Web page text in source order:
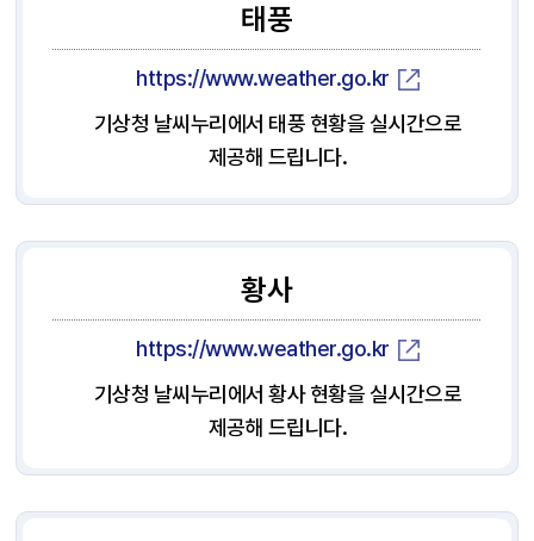
태풍
https://www.weather.go.kr
기상청 날씨누리에서 태풍 현황을 실시간으로
제공해 드립니다.
황사
https://www.weather.go.kr
기상청 날씨누리에서 황사 현황을 실시간으로
제공해 드립니다.